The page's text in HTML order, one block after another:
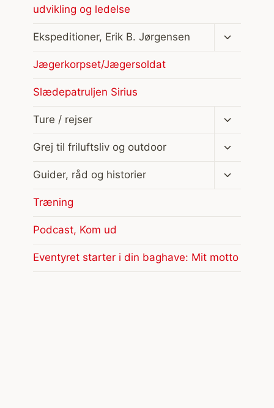
udvikling og ledelse
Ekspeditioner, Erik B. Jørgensen
Skift
Jægerkorpset/Jægersoldat
Slædepatruljen Sirius
Ture / rejser
Skift
Grej til friluftsliv og outdoor
Skift
Guider, råd og historier
Skift
Træning
Podcast, Kom ud
Eventyret starter i din baghave: Mit motto